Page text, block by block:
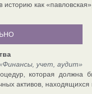
как
учет, аудит»
которая должна
активов, находящихся